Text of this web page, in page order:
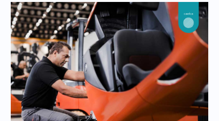
DE
CARGAS
EN
SU
ALMACÉN